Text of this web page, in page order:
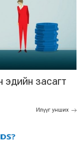
засагт
Илүүг унших